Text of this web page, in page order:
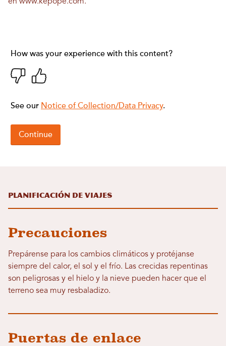
Planificación de viajes
Precauciones
Prepárense para los cambios climáticos y protéjanse
siempre del calor, el sol y el frío. Las crecidas repentinas
son peligrosas y el hielo y la nieve pueden hacer que el
terreno sea muy resbaladizo.
Puertas de enlace